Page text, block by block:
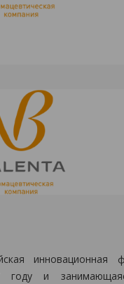
инновационная
и